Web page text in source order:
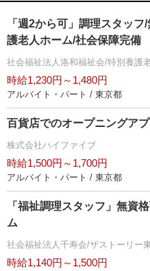
「週2から可」調理スタッ
護老人ホーム/社会保障完備
社会福祉法人洛和福祉会/特別養護
時給1,230円～1,480円
アルバイト・パート / 東京都
百貨店でのオープニングア
株式会社ハイファイブ
時給1,500円～1,700円
アルバイト・パート / 東京都
「福祉調理スタッフ」無資
ム
社会福祉法人千寿会/ザストーリー
時給1,140円～1,500円